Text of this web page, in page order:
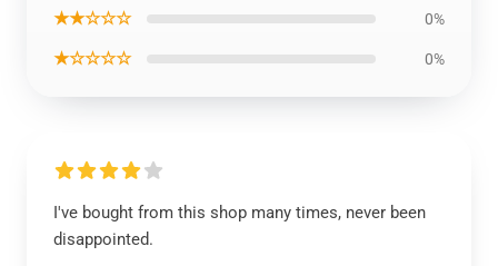
★★☆☆☆ 0%
★☆☆☆☆ 0%
I've bought from this shop many times, never been
disappointed.